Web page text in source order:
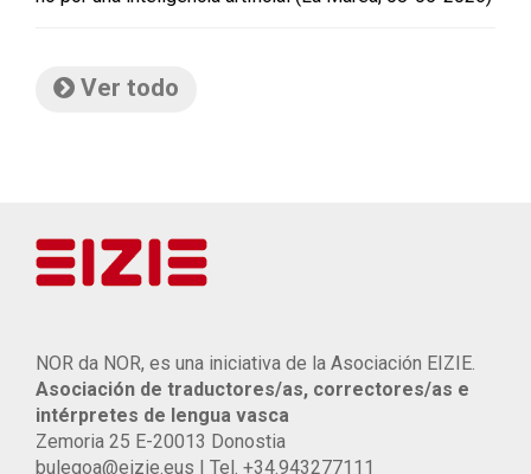
Ver todo
NOR da NOR, es una iniciativa de la Asociación EIZIE.
Asociación de traductores/as, correctores/as e
intérpretes de lengua vasca
Zemoria 25 E-20013 Donostia
bulegoa@eizie.eus | Tel. +34.943277111